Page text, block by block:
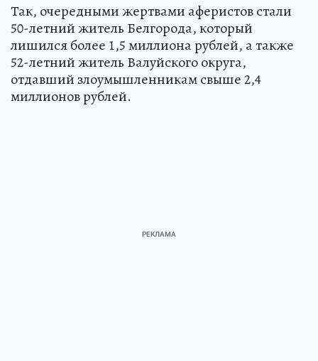
Так, очередными жертвами аферистов стали
50-летний житель Белгорода, который
лишился более 1,5 миллиона рублей, а также
52-летний житель Валуйского округа,
отдавший злоумышленникам свыше 2,4
миллионов рублей.